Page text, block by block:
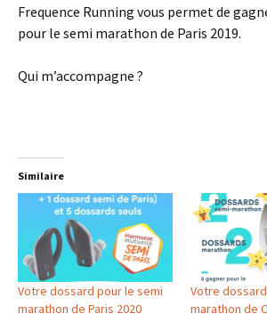
Frequence Running vous permet de
pour le semi marathon de Paris 2019.
Qui m’accompagne ?
Similaire
Votre dossard pour le semi
marathon de Paris 2020
Votre
marathon de